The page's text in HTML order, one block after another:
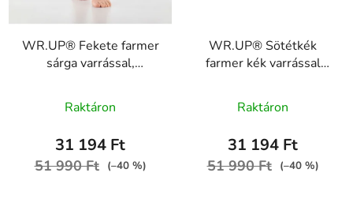
WR.UP® Fekete farmer
sárga varrással,
WRUP1RC002ORG,
J7Y
Raktáron
31 194 Ft
51 990 Ft (–40 %)
WR.UP® Sötétkék
farmer kék varrással
WRUP1RC002ORG,
J0B
Raktáron
31 194 Ft
51 990 Ft (–40 %)